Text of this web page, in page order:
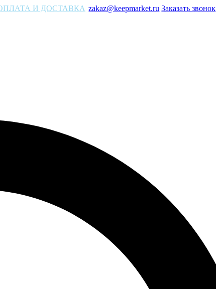
И ДОСТАВКА zakaz@keepmarket.ru Заказать звонок